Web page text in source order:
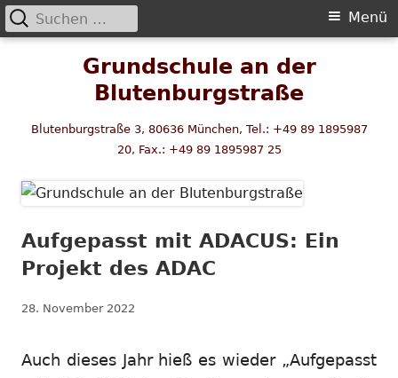
Grundschule an der
Blutenburgstraße
Blutenburgstraße 3, 80636 München, Tel.: +49 89 1895987
20, Fax.: +49 89 1895987 25
Primäres
Menü
Suchen
nach:
Aufgepasst mit ADACUS: Ein
Projekt des ADAC
Veröffentlicht
28. November 2022
Auch dieses Jahr hieß es wieder „Aufgepasst